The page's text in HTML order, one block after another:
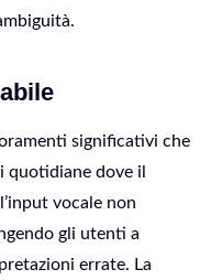
significativi che
quotidiane dove il
vocale non
gli utenti a
errate. La